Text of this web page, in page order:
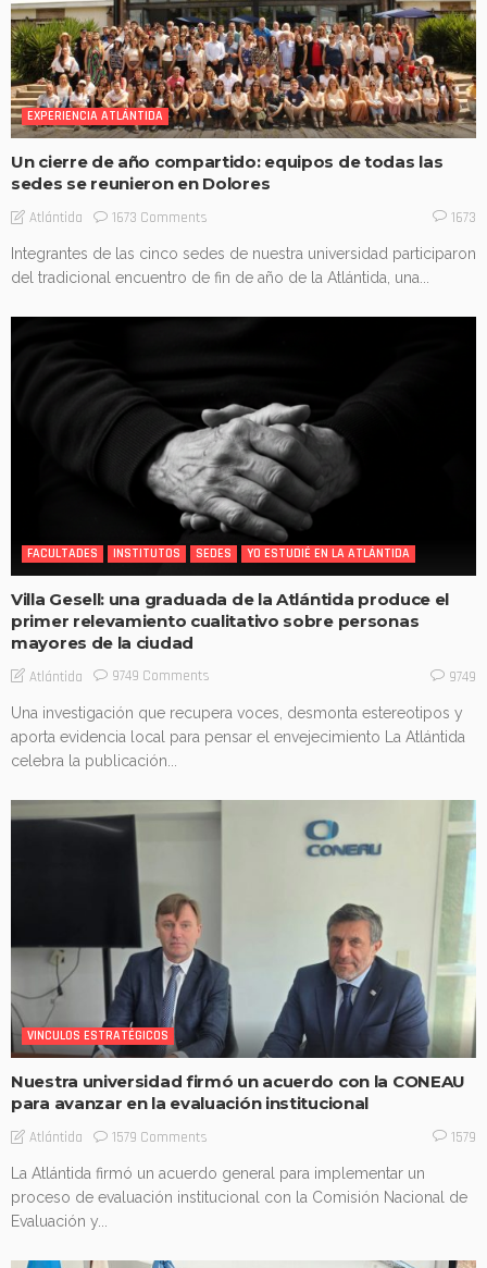
EXPERIENCIA ATLÁNTIDA
Un cierre de año compartido: equipos de todas las
sedes se reunieron en Dolores
Atlántida 1673 Comments 1673
Integrantes de las cinco sedes de nuestra universidad participaron
del tradicional encuentro de fin de año de la Atlántida, una...
FACULTADES INSTITUTOS SEDES YO ESTUDIÉ EN LA ATLÁNTIDA
Villa Gesell: una graduada de la Atlántida produce el
primer relevamiento cualitativo sobre personas
mayores de la ciudad
Atlántida 9749 Comments 9749
Una investigación que recupera voces, desmonta estereotipos y
aporta evidencia local para pensar el envejecimiento La Atlántida
celebra la publicación...
VINCULOS ESTRATÉGICOS
Nuestra universidad firmó un acuerdo con la CONEAU
para avanzar en la evaluación institucional
Atlántida 1579 Comments 1579
La Atlántida firmó un acuerdo general para implementar un
proceso de evaluación institucional con la Comisión Nacional de
Evaluación y...